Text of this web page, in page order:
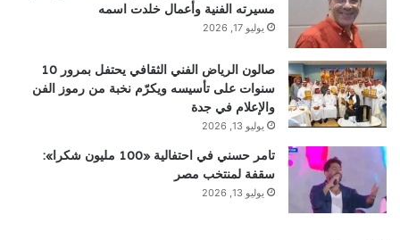
مسيرته الفنية وأعمال خلدت اسمه
يوليو 17, 2026
صالون الرياض الفني الثقافي يحتفل بمرور 10
سنوات على تأسيسه ويكرّم نخبة من رموز الفن
والإعلام في جدة
يوليو 13, 2026
تامر حسني في احتفالية «100 مليون شكرا»:
سقفة لمنتخب مصر
يوليو 13, 2026